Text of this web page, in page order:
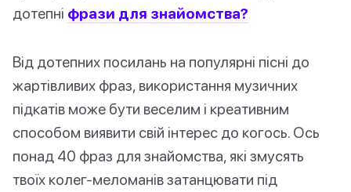
дотепні фрази для знайомства?
Від дотепних посилань на популярні пісні до
жартівливих фраз, використання музичних
підкатів може бути веселим і креативним
способом виявити свій інтерес до когось. Ось
понад 40 фраз для знайомства, які змусять
твоїх колег-меломанів затанцювати під